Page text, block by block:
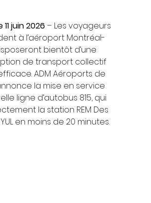
juin 2026 – Les voyageurs
à l’aéroport Montréal-
bientôt d’une
de transport collectif
ADM Aéroports de
la mise en service
ligne d’autobus 815, qui
la station REM Des
en moins de 20 minutes.